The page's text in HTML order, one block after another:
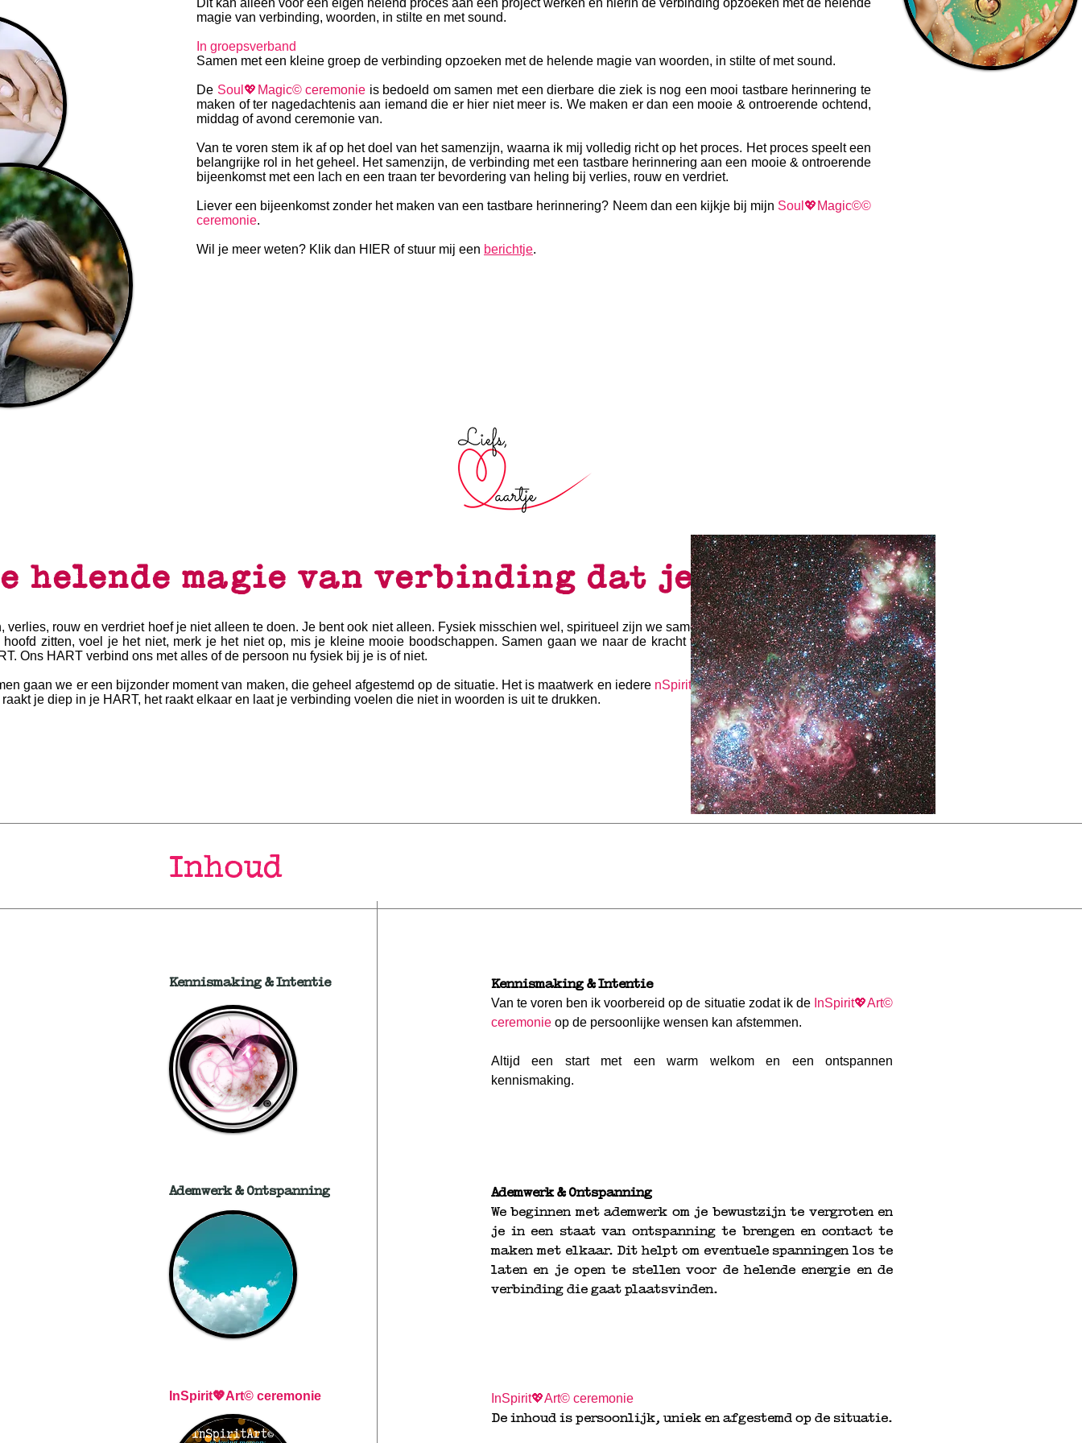
Dit kan alleen voor een eigen helend proces aan een project werken en hierin de verbinding opzoeken met de helende
magie van verbinding, woorden, in stilte en met sound.
In groepsverband
Samen met een kleine groep de verbinding opzoeken met de helende magie van woorden, in stilte of met sound.
De Soul 💖Magic© ceremonie is bedoeld om samen met een dierbare die ziek is nog een mooi tastbare herinnering te
maken of ter nagedachtenis aan iemand die er hier niet meer is. We maken er dan een mooie & ontroerende ochtend,
middag of avond ceremonie van.
Van te voren stem ik af op het doel van het samenzijn, waarna ik mij volledig richt op het proces. Het proces speelt een
belangrijke rol in het geheel. Het samenzijn, de verbinding met een tastbare herinnering aan een mooie & ontroerende
bijeenkomst met een lach en een traan ter bevordering van heling bij verlies, rouw en verdriet.
Liever een bijeenkomst zonder het maken van een tastbare herinnering? Neem dan een kijkje bij mijn Soul 💖Magic©©
ceremonie.
Wil je meer weten? Klik dan HIER of stuur mij een berichtje.
helende magie van verbinding dat je niet ziet
verlies, rouw en verdriet hoef je niet alleen te doen. Je bent ook niet alleen. Fysiek misschien wel, spiritueel zijn we samen. Alleen doordat we zo in
hoofd zitten, voel je het niet, merk je het niet op, mis je kleine mooie boodschappen. Samen gaan we naar de kracht van de verbinding met ons
Ons HART verbind ons met alles of de persoon nu fysiek bij je is of niet.
gaan we er een bijzonder moment van maken, die geheel afgestemd op de situatie. Het is maatwerk en iedere nSpirit💖Art© ceremonieis uniek.
raakt je diep in je HART, het raakt elkaar en laat je verbinding voelen die niet in woorden is uit te drukken.
Inhoud
Kennismaking & Intentie
Ademwerk & Ontspanning
InSpirit💖Art© ceremonie
Kennismaking & Intentie
Van te voren ben ik voorbereid op de situatie zodat ik de InSpirit💖Art©
ceremonie op de persoonlijke wensen kan afstemmen.
Altijd een start met een warm welkom en een ontspannen
kennismaking.
Ademwerk & Ontspanning
We beginnen met ademwerk om je bewustzijn te vergroten en
je in een staat van ontspanning te brengen en contact te
maken met elkaar. Dit helpt om eventuele spanningen los te
laten en je open te stellen voor de helende energie en de
verbinding die gaat plaatsvinden.
InSpirit💖Art© ceremonie
De inhoud is persoonlijk, uniek en afgestemd op de situatie.